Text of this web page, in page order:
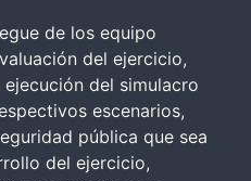
de los equipo
del ejercicio,
del simulacro
escenarios,
pública que sea
del ejercicio,